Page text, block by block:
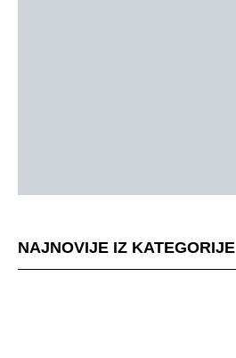
NAJNOVIJE IZ KATEGORIJE